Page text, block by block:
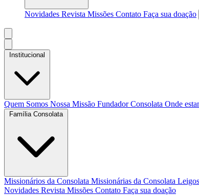
Novidades Revista Missões Contato Faça sua doação
Institucional
Quem Somos Nossa Missão FundadorConsolata Onde
Família Consolata
Missionários da Consolata Missionárias da Consolata
Novidades Revista Missões Contato Faça sua doação